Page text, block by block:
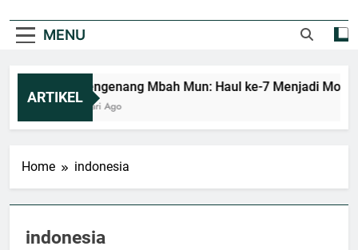
MENU
ARTIKEL
Mengenang Mbah Mun: Haul ke-7 Menjadi
1 Hari Ago
Home indonesia
indonesia